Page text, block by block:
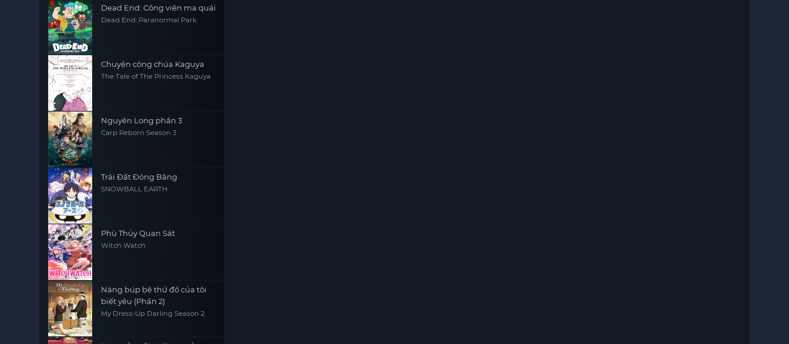
Dead End: Công viên ma quái
Dead End: Paranormal Park
Chuyện công chúa Kaguya
The Tale of The Princess Kaguya
Nguyên Long phần 3
Carp Reborn Season 3
Trái Đất Đóng Băng
SNOWBALL EARTH
Phù Thủy Quan Sát
Witch Watch
Nàng búp bê thử đồ của tôi
biết yêu (Phần 2)
My Dress-Up Darling Season 2